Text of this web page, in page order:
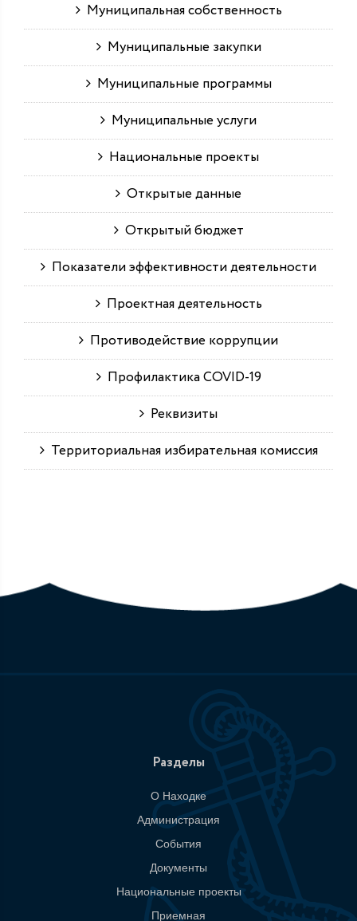
Муниципальная собственность
Муниципальные закупки
Муниципальные программы
Муниципальные услуги
Национальные проекты
Открытые данные
Открытый бюджет
Показатели эффективности деятельности
Проектная деятельность
Противодействие коррупции
Профилактика COVID-19
Реквизиты
Территориальная избирательная комиссия
Разделы
О Находке
Администрация
События
Документы
Национальные проекты
Приемная